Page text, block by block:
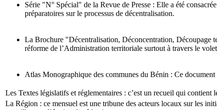
Série "N° Spécial" de la Revue de Presse : Elle a été
préparatoires sur le processus de décentralisation.
La Brochure "Décentralisation, Déconcentration, Découpage
réforme de l’Administration territoriale surtout à travers le
Atlas Monographique des communes du Bénin : Ce
Les Textes législatifs et réglementaires : c’est un recueil qui
La Région : ce mensuel est une tribune des acteurs locaux sur les